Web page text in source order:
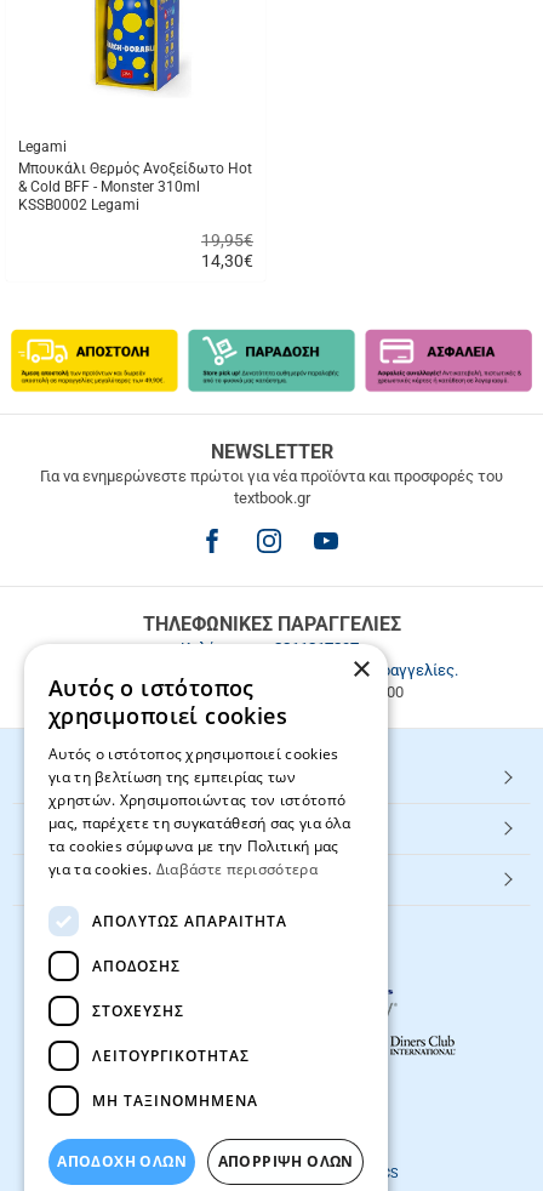
Legami
Μπουκάλι Θερμός Ανοξείδωτο Hot
& Cold BFF - Monster 310ml
KSSB0002 Legami
14,30€
19,95€
ΜΕΤΑΦΟΡΙΚΑ
άνω
NEWSLETTER
Για να ενημερώνεστε πρώτοι για νέα προϊόντα και προσφορές του
textbook.gr
ΤΗΛΕΦΩΝΙΚΕΣ ΠΑΡΑΓΓΕΛΙΕΣ
Καλέστε μας2811217297.
Εξυπηρέτηση πελατών & τηλεφωνικές παραγγελίες.
Δευ. - Παρ. 9:00-17:00, Σάβ. 9:00-15:00
HOT ΚΑΤΗΓΟΡΙΕΣ
ΕΞΥΠΗΡΕΤΗΣΗ ΠΕΛΑΤΩΝ
Textbook.gr
© 2026 textbook.gr All rights reserved
Designed & developed by
NETMECHANICS
×
Αυτός ο ιστότοπος
χρησιμοποιεί cookies
Αυτός ο ιστότοπος χρησιμοποιεί cookies
για τη βελτίωση της εμπειρίας των
χρηστών. Χρησιμοποιώντας τον ιστότοπό
μας, παρέχετε τη συγκατάθεσή σας για όλα
τα cookies σύμφωνα με την Πολιτική μας
για τα cookies. Διαβάστε περισσότερα
ΑΠΟΛΎΤΩΣ ΑΠΑΡΑΊΤΗΤΑ
ΑΠΌΔΟΣΗΣ
ΣΤΌΧΕΥΣΗΣ
ΛΕΙΤΟΥΡΓΙΚΌΤΗΤΑΣ
ΜΗ ΤΑΞΙΝΟΜΗΜΈΝΑ
ΑΠΟΔΟΧΗ ΟΛΩΝ ΑΠΌΡΡΙΨΗ ΌΛΩΝ